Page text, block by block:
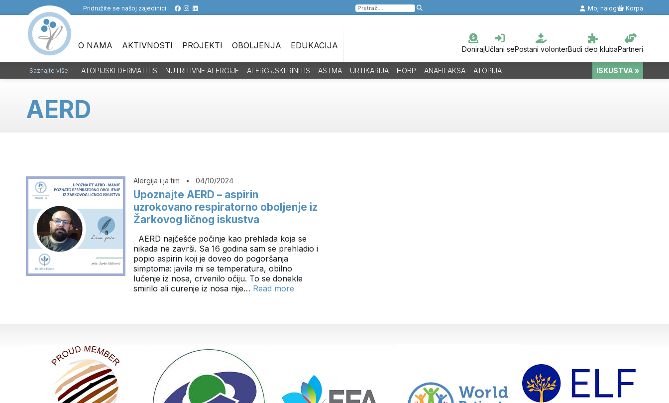
Pridružite se našoj zajedinici:
Pretraga
za:
Moj nalog Korpa
O NAMA AKTIVNOSTI PROJEKTI OBOLJENJA EDUKACIJA DonirajUčlani sePostani volonterBudi deo klubaPartneri
Saznajte više: ATOPIJSKI DERMATITIS NUTRITIVNE ALERGIJE ALERGIJSKI RINITIS ASTMA URTIKARIJA HOBP ANAFILAKSA ATOPIJA ISKUSTVA »
AERD
Alergija i ja tim • 04/10/2024
Upoznajte AERD – aspirin
uzrokovano respiratorno oboljenje iz
Žarkovog ličnog iskustva
AERD najčešće počinje kao prehlada koja se
nikada ne završi. Sa 16 godina sam se prehladio i
popio aspirin koji je doveo do pogoršanja
simptoma: javila mi se temperatura, obilno
lučenje iz nosa, crvenilo očiju. To se donekle
smirilo ali curenje iz nosa nije… Read more